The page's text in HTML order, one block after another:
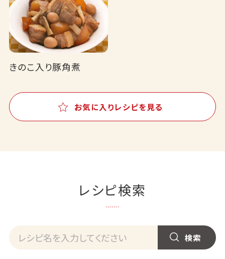
きのこ入り豚角煮
お気に入りレシピを見る
レシピ検索